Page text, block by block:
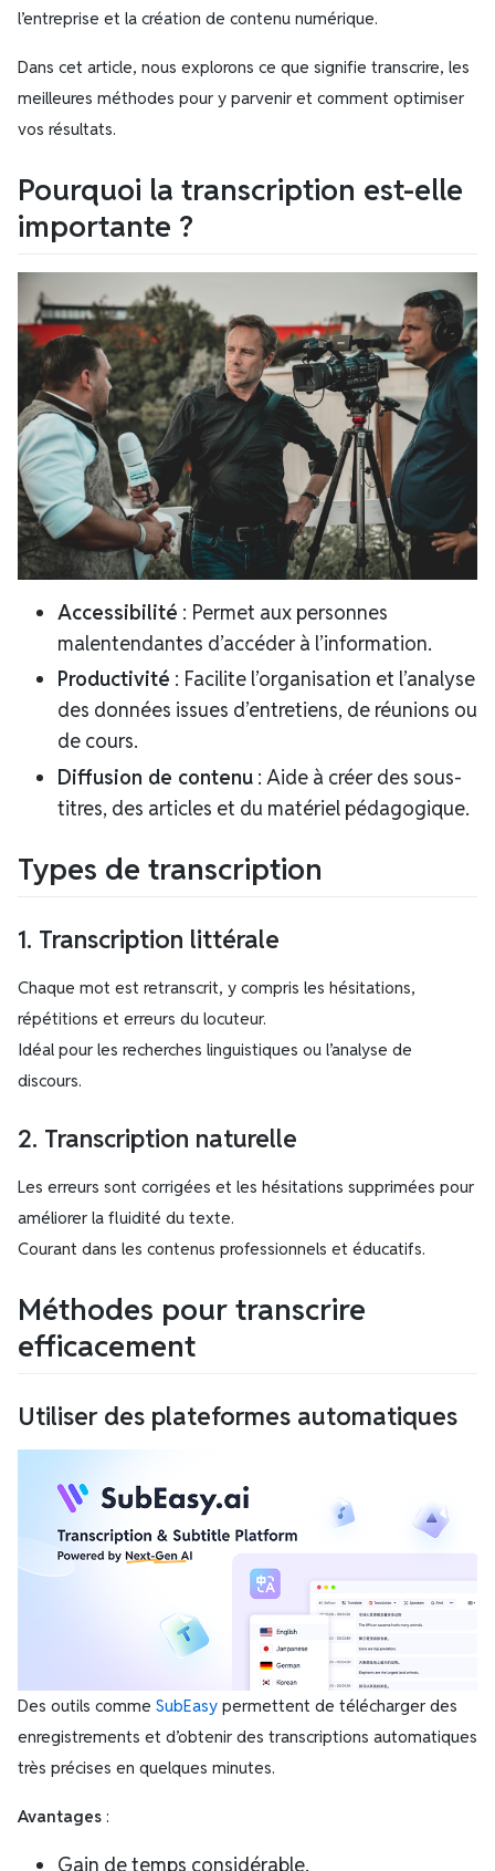
l’entreprise et la création de contenu numérique.
Dans cet article, nous explorons ce que signifie transcrire, les
meilleures méthodes pour y parvenir et comment optimiser
vos résultats.
Pourquoi la transcription est-elle
importante ?
Accessibilité : Permet aux personnes
malentendantes d’accéder à l’information.
Productivité : Facilite l’organisation et l’analyse
des données issues d’entretiens, de réunions ou
de cours.
Diffusion de contenu : Aide à créer des sous-
titres, des articles et du matériel pédagogique.
Types de transcription
1. Transcription littérale
Chaque mot est retranscrit, y compris les hésitations,
répétitions et erreurs du locuteur.
Idéal pour les recherches linguistiques ou l’analyse de
discours.
2. Transcription naturelle
Les erreurs sont corrigées et les hésitations supprimées pour
améliorer la fluidité du texte.
Courant dans les contenus professionnels et éducatifs.
Méthodes pour transcrire
efficacement
Utiliser des plateformes automatiques
Des outils comme SubEasy permettent de télécharger des
enregistrements et d’obtenir des transcriptions automatiques
très précises en quelques minutes.
Avantages :
Gain de temps considérable.